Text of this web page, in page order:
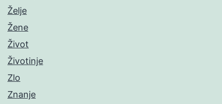
Želje
Žene
Život
Životinje
Zlo
Znanje